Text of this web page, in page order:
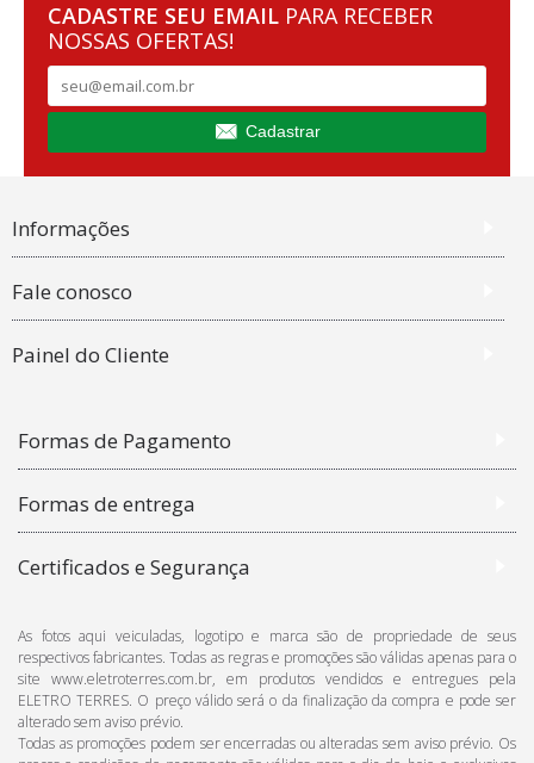
CADASTRE SEU EMAIL PARA RECEBER
NOSSAS OFERTAS!
Cadastrar
Informações
Fale conosco
Painel do Cliente
Formas de Pagamento
Formas de entrega
Certificados e Segurança
As fotos aqui veiculadas, logotipo e marca são de propriedade de seus
respectivos fabricantes. Todas as regras e promoções são válidas apenas para o
site www.eletroterres.com.br, em produtos vendidos e entregues pela
ELETRO TERRES. O preço válido será o da finalização da compra e pode ser
alterado sem aviso prévio.
Todas as promoções podem ser encerradas ou alteradas sem aviso prévio. Os